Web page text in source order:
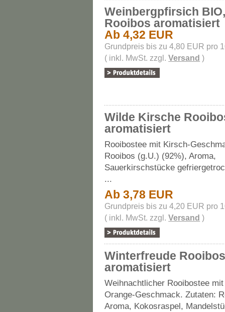
Weinbergpfirsich
Rooibos aromatisiert
Ab 4,32 EUR
Grundpreis bis zu 4,80 EUR pro
( inkl. MwSt. zzgl.Versand )
Wilde Kirsche
aromatisiert
Rooibostee mit Kirsch-
Rooibos (g.U.) (92%), Aroma,
Sauerkirschstücke
...
Ab 3,78 EUR
Grundpreis bis zu 4,20 EUR pro
( inkl. MwSt. zzgl.Versand )
Winterfreude
aromatisiert
Weihnachtlicher Rooibostee
Orange-Geschmack. Zutaten:
Aroma, Kokosraspel,